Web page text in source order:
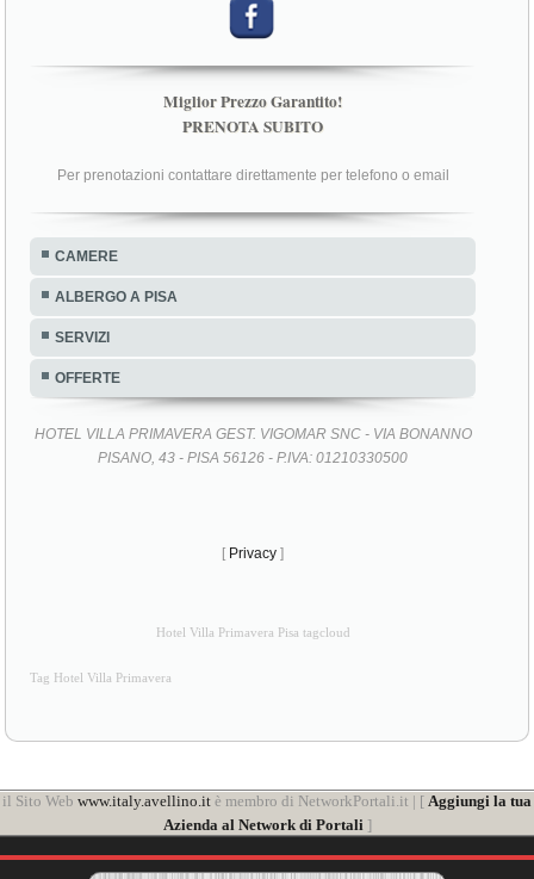
Miglior Prezzo Garantito!
PRENOTA SUBITO
Per prenotazioni contattare direttamente per telefono o email
CAMERE
ALBERGO A PISA
SERVIZI
OFFERTE
HOTEL VILLA PRIMAVERA GEST. VIGOMAR SNC - VIA BONANNO
PISANO, 43 - PISA 56126 - P.IVA: 01210330500
[ Privacy ]
Hotel Villa Primavera Pisa tagcloud
Tag Hotel Villa Primavera
il Sito Web www.italy.avellino.it è membro di NetworkPortali.it | [ Aggiungi la tua
Azienda al Network di Portali ]